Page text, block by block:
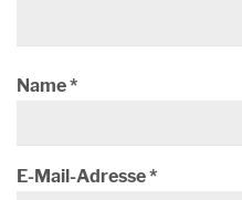
Name*
E-Mail-Adresse*